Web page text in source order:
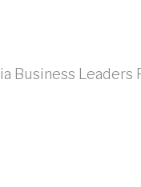
Leaders